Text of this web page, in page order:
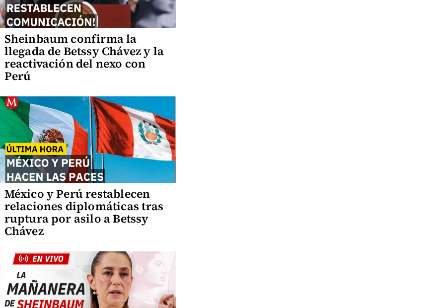
Sheinbaum confirma la
llegada de Betssy Chávez y la
reactivación del nexo con
Perú
México y Perú restablecen
relaciones diplomáticas tras
ruptura por asilo a Betssy
Chávez